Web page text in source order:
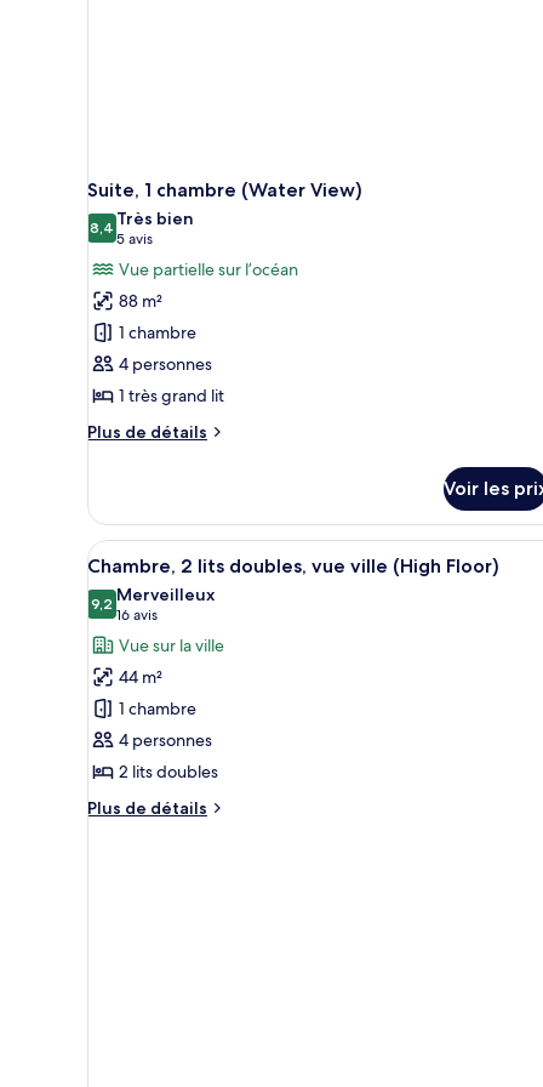
Suite, 1 chambre (Water View)
8,48,4 sur 10
Très bien
5 avis
(5 avis)
Vue partielle sur l’océan
88 m²
1 chambre
4 personnes
1 très grand lit
Plus de détails
Plus
le
type
de
chambre
Suite,
chambre
(Water
View)
Voir les
Afficher
toutes
les
photos
pour
ce
type
de
chambre :
Chambre,
Un homme et une femme
2
Chambre, 2 lits doubles, vue ville (High Floor)
9,29,2 sur 10
Merveilleux
16 avis
(16 avis)
Vue sur la ville
44 m²
1 chambre
4 personnes
2 lits doubles
Plus de détails
Plus